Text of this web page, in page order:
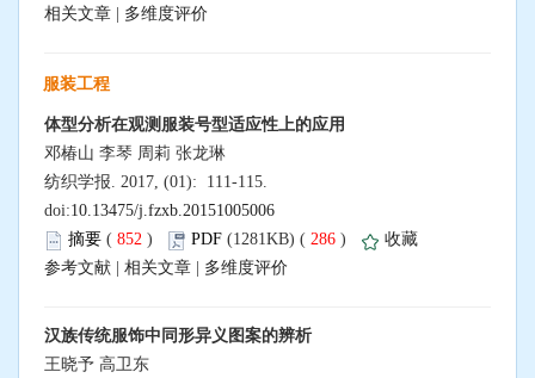
相关文章
多维度评价
服装工程
体型分析在观测服装号型适应性上的应用
邓椿山 李琴 周莉 张龙琳
纺织学报. 2017, (01): 111-115.
doi:10.13475/j.fzxb.20151005006
摘要 ( 852 ) PDF (1281KB) ( 286 )
收藏
参考文献
相关文章 多维度评价
汉族传统服饰中同形异义图案的辨析
王晓予 高卫东